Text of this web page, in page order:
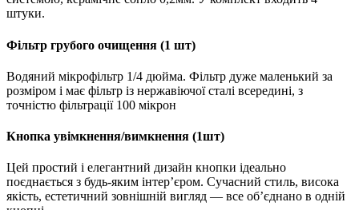
штуки.
Фільтр грубого очищення (1 шт)
Водяний мікрофільтр 1/4 дюйма. Фільтр дуже маленький за
розміром і має фільтр із нержавіючої сталі всередині, з
точністю фільтрації 100 мікрон
Кнопка увімкнення/вимкнення (1шт)
Цей простий і елегантний дизайн кнопки ідеально
поєднається з будь-яким інтер’єром. Сучасний стиль, висока
якість, естетичний зовнішній вигляд — все об’єднано в одній